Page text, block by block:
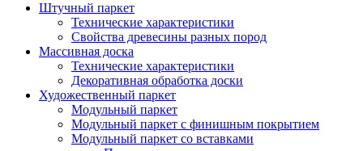
Штучный паркет
Технические характеристики
Свойства древесины разных пород
Массивная доска
Технические характеристики
Декоративная обработка доски
Художественный паркет
Модульный паркет
Модульный паркет с финишным покрытием
Модульный паркет со вставками